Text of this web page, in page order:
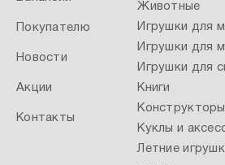
Покупателю
Новости
Акции
Контакты
Животные
Игрушки для
Игрушки для
Игрушки для
Книги
Конструкторы
Куклы и
Летние